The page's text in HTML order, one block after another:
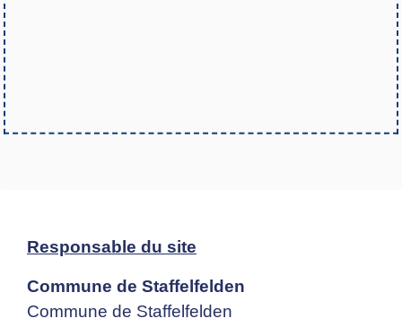
Responsable du site
Commune de Staffelfelden
Commune de Staffelfelden